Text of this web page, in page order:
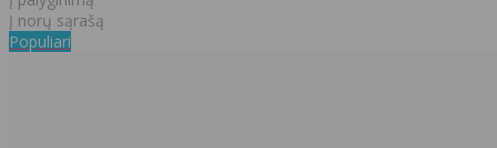
Į norų sąrašą
Populiari